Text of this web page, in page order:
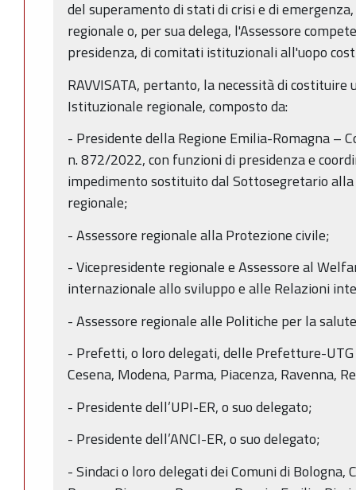
del superamento di stati di crisi e di
regionale o, per sua delega, l'Assessore
presidenza, di comitati istituzionali all'uopo
RAVVISATA, pertanto, la necessità di
Istituzionale regionale, composto da:
- Presidente della Regione Emilia-Romagna –
n. 872/2022, con funzioni di presidenza e
impedimento sostituito dal Sottosegretario
regionale;
- Assessore regionale alla Protezione civile;
- Vicepresidente regionale e Assessore al
internazionale allo sviluppo e alle Relazioni
- Assessore regionale alle Politiche per la
- Prefetti, o loro delegati, delle Prefetture-
Cesena, Modena, Parma, Piacenza, Ravenna,
- Presidente dell’UPI-ER, o suo delegato;
- Presidente dell’ANCI-ER, o suo delegato;
- Sindaci o loro delegati dei Comuni di Bologna,